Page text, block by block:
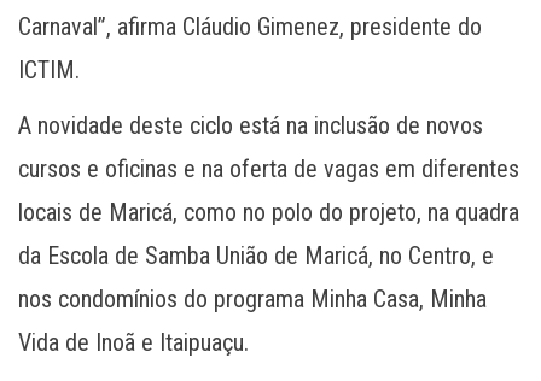
Carnaval”, afirma Cláudio Gimenez, presidente do
ICTIM.
A novidade deste ciclo está na inclusão de novos
cursos e oficinas e na oferta de vagas em diferentes
locais de Maricá, como no polo do projeto, na quadra
da Escola de Samba União de Maricá, no Centro, e
nos condomínios do programa Minha Casa, Minha
Vida de Inoã e Itaipuaçu.